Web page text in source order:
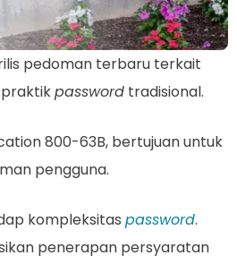
pedoman terbaru terkait
password tradisional.
800-63B, bertujuan untuk
pengguna.
kompleksitas password.
penerapan persyaratan